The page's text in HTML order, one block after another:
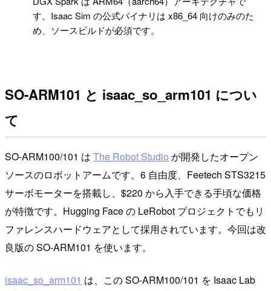
す。Isaac Sim の公式バイナリは x86_64 向けのみのた
め、ソースビルドが必須です。
SO-ARM101 と isaac_so_arm101 につい
て
SO-ARM100/101 は The Robot Studio が開発したオープン
ソースのロボットアームです。6 自由度、Feetech STS3215
サーボモーターを搭載し、$220 から入手できる手頃な価格
が特徴です。Hugging Face の LeRobot プロジェクトでもリ
ファレンスハードウェアとして採用されています。今回は改
良版の SO-ARM101 を使います。
isaac_so_arm101 は、この SO-ARM100/101 を Isaac Lab